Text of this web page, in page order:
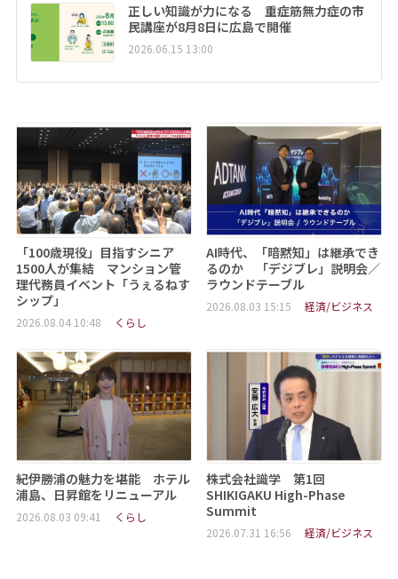
正しい知識が力になる 重症筋無力症の市
民講座が8月8日に広島で開催
2026.06.15 13:00
「100歳現役」目指すシニア
1500人が集結 マンション管
理代務員イベント「うぇるねす
シップ」
2026.08.04 10:48 くらし
AI時代、「暗黙知」は継承でき
るのか 「デジブレ」説明会／
ラウンドテーブル
2026.08.03 15:15 経済/ビジネス
紀伊勝浦の魅力を堪能 ホテル
浦島、日昇館をリニューアル
2026.08.03 09:41 くらし
株式会社識学 第1回
SHIKIGAKU High-Phase
Summit
2026.07.31 16:56 経済/ビジネス